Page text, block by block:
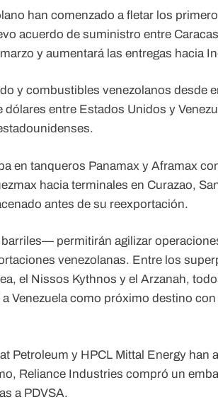
han comenzado a fletar los
acuerdo de suministro entre
y aumentará las entregas hacia
y combustibles venezolanos desde
entre Estados Unidos y
en tanqueros Panamax y Aframax
hacia terminales en Curazao,
antes de su reexportación.
permitirán agilizar
venezolanas. Entre los
el Nissos Kythnos y el Arzanah,
Venezuela como próximo destino
Petroleum y HPCL Mittal Energy han
Reliance Industries compró un
a PDVSA.